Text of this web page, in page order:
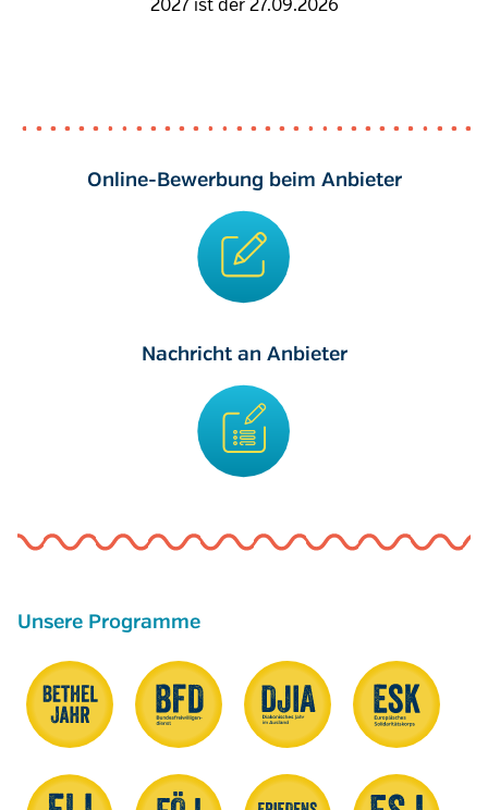
2027 ist der 27.09.2026
Online-Bewerbung beim Anbieter
Nachricht an Anbieter
Unsere Programme